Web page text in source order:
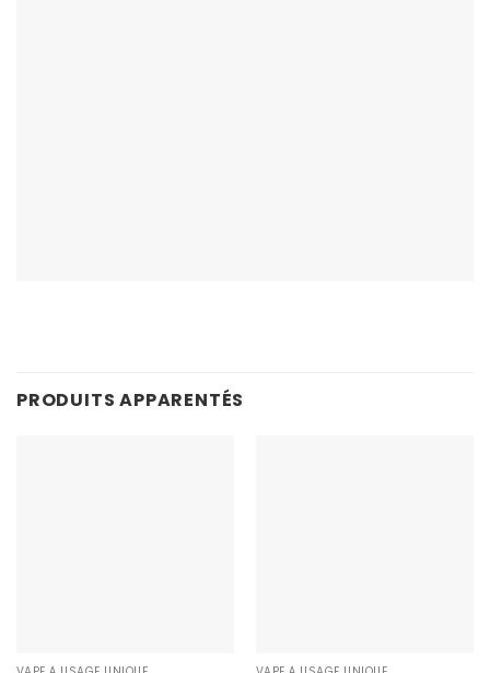
PRODUITS APPARENTÉS